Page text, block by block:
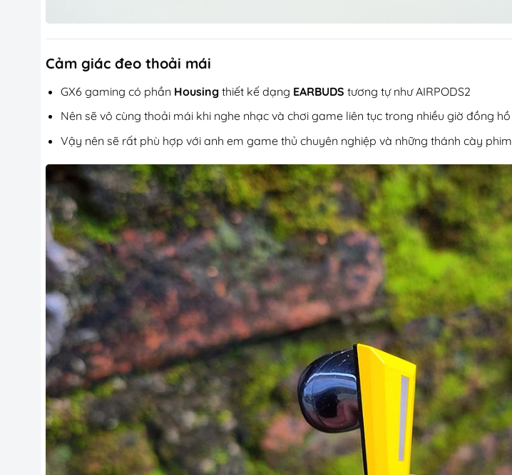
Cảm giác đeo thoải mái
GX6 gaming có phần Housingthiết kế dạng EARBUDS tương tự như AIRPODS2
Nên sẽ vô cùng thoải mái khi nghe nhạc và chơi game liên tục trong nhiều giờ đồng hồ
Vậy nên sẽ rất phù hợp với anh em game thủ chuyên nghiệp và những thánh cày phim